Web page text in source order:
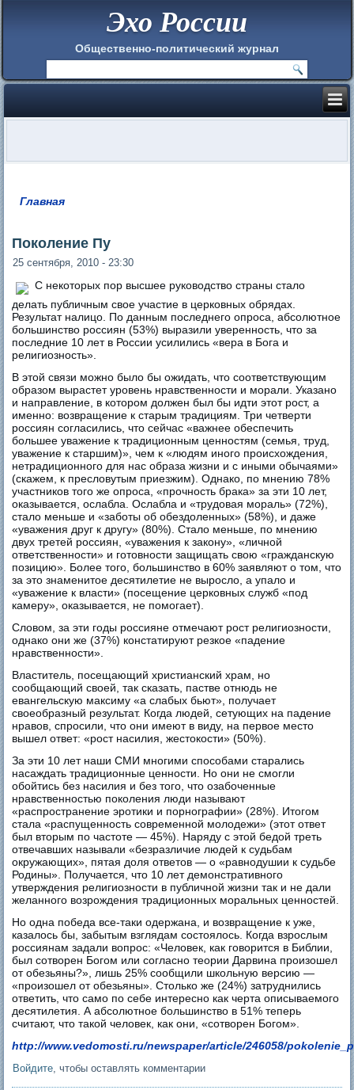
Эхо России
Общественно-политический журнал
Главная
Поколение Пу
25 сентября, 2010 - 23:30
С некоторых пор высшее руководство страны стало
делать публичным свое участие в церковных обрядах.
Результат налицо. По данным последнего опроса, абсолютное
большинство россиян (53%) выразили уверенность, что за
последние 10 лет в России усилились «вера в Бога и
религиозность».
В этой связи можно было бы ожидать, что соответствующим
образом вырастет уровень нравственности и морали. Указано
и направление, в котором должен был бы идти этот рост, а
именно: возвращение к старым традициям. Три четверти
россиян согласились, что сейчас «важнее обеспечить
большее уважение к традиционным ценностям (семья, труд,
уважение к старшим)», чем к «людям иного происхождения,
нетрадиционного для нас образа жизни и с иными обычаями»
(скажем, к пресловутым приезжим). Однако, по мнению 78%
участников того же опроса, «прочность брака» за эти 10 лет,
оказывается, ослабла. Ослабла и «трудовая мораль» (72%),
стало меньше и «заботы об обездоленных» (58%), и даже
«уважения друг к другу» (80%). Стало меньше, по мнению
двух третей россиян, «уважения к закону», «личной
ответственности» и готовности защищать свою «гражданскую
позицию». Более того, большинство в 60% заявляют о том, что
за это знаменитое десятилетие не выросло, а упало и
«уважение к власти» (посещение церковных служб «под
камеру», оказывается, не помогает).
Словом, за эти годы россияне отмечают рост религиозности,
однако они же (37%) констатируют резкое «падение
нравственности».
Властитель, посещающий христианский храм, но
сообщающий своей, так сказать, пастве отнюдь не
евангельскую максиму «а слабых бьют», получает
своеобразный результат. Когда людей, сетующих на падение
нравов, спросили, что они имеют в виду, на первое место
вышел ответ: «рост насилия, жестокости» (50%).
За эти 10 лет наши СМИ многими способами старались
насаждать традиционные ценности. Но они не смогли
обойтись без насилия и без того, что озабоченные
нравственностью поколения люди называют
«распространение эротики и порнографии» (28%). Итогом
стала «распущенность современной молодежи» (этот ответ
был вторым по частоте — 45%). Наряду с этой бедой треть
отвечавших называли «безразличие людей к судьбам
окружающих», пятая доля ответов — о «равнодушии к судьбе
Родины». Получается, что 10 лет демонстративного
утверждения религиозности в публичной жизни так и не дали
желанного возрождения традиционных моральных ценностей.
Но одна победа все-таки одержана, и возвращение к уже,
казалось бы, забытым взглядам состоялось. Когда взрослым
россиянам задали вопрос: «Человек, как говорится в Библии,
был сотворен Богом или согласно теории Дарвина произошел
от обезьяны?», лишь 25% сообщили школьную версию —
«произошел от обезьяны». Столько же (24%) затруднились
ответить, что само по себе интересно как черта описываемого
десятилетия. А абсолютное большинство в 51% теперь
считают, что такой человек, как они, «сотворен Богом».
http://www.vedomosti.ru/newspaper/article/246058/
Войдите , чтобы оставлять комментарии